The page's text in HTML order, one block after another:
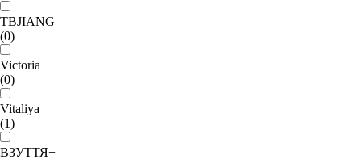
TBJIANG
(0)
Victoria
(0)
Vitaliya
(1)
ВЗУТТЯ+